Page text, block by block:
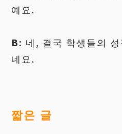
예요.
B: 네, 결국 학생들의
네요.
짧은 글